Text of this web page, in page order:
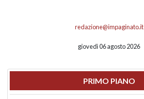
redazione@impaginato.it
giovedì 06 agosto 2026
PRIMO PIANO